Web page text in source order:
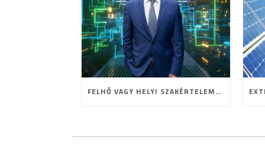
FELHŐ VAGY HELYI SZAKÉRTELEM? A HOSTING JELENE ÉS JÖVŐJE